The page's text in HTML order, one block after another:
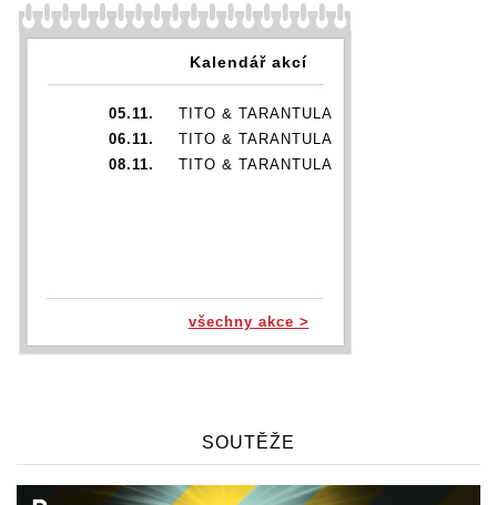
Kalendář akcí
05.11.
TITO & TARANTULA
06.11.
TITO & TARANTULA
08.11.
TITO & TARANTULA
všechny akce >
SOUTĚŽE